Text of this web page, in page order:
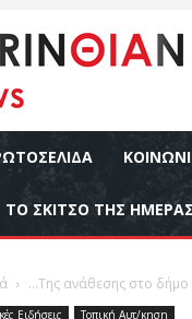
ΤΟ ΣΚΙΤΣΟ ΤΗΣ
…Της ανάθεσης στο δήμο
Ειδήσεις Τοπική Αυτ/κηση